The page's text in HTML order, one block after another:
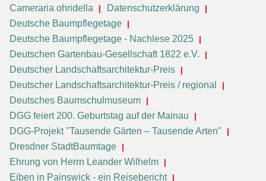
Cameraria ohridella
Datenschutzerklärung
Deutsche Baumpflegetage
Deutsche Baumpflegetage - Nachlese 2025
Deutschen Gartenbau-Gesellschaft 1822 e.V.
Deutscher Landschaftsarchitektur-Preis
Deutscher Landschaftsarchitektur-Preis / regional
Deutsches Baumschulmuseum
DGG feiert 200. Geburtstag auf der Mainau
DGG-Projekt "Tausende Gärten – Tausende Arten"
Dresdner StadtBaumtage
Ehrung von Herrn Leander Wilhelm
Eiben in Painswick - ein Reisebericht